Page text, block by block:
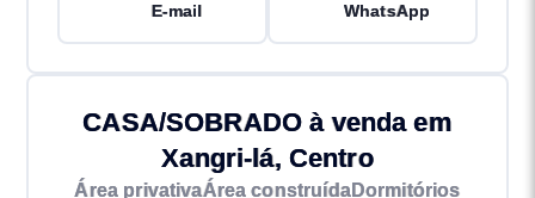
E-mail WhatsApp
CASA/SOBRADO à venda em
Xangri-lá, Centro
Área privativaÁrea construídaDormitórios